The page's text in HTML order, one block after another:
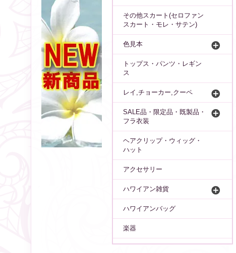
その他スカート(セロファン
スカート・モレ・サテン)
色見本
トップス・パンツ・レギン
ス
レイ,チョーカー,クーペ
SALE品・限定品・既製品・
フラ衣装
ヘアクリップ・ウィッグ・
ハット
アクセサリー
ハワイアン雑貨
ハワイアンバッグ
楽器